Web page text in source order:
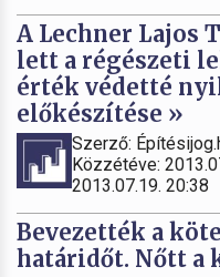
A Lechner Lajos
lett a régészeti
érték védetté
előkészítése »
Szerző:
Közzétéve:
2013.07.19. 20:38
Bevezették a
határidőt. Nőtt a